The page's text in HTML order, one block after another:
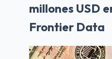
millones USD
Frontier Data